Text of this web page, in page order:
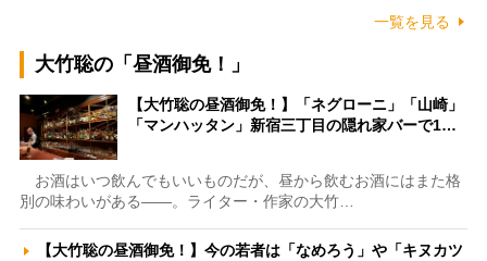
一覧を見る
大竹聡の「昼酒御免！」
【大竹聡の昼酒御免！】「ネグローニ」「山崎」
「マンハッタン」新宿三丁目の隠れ家バーで1…
お酒はいつ飲んでもいいものだが、昼から飲むお酒にはまた格
別の味わいがある――。ライター・作家の大竹…
【大竹聡の昼酒御免！】今の若者は「なめろう」や「キヌカツ